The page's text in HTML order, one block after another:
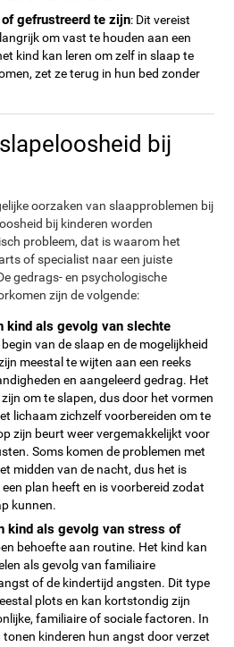
gefrustreerd te zijn: Dit vereist
om vast te houden aan een
kind kan leren om zelf in slaap te
zet ze terug in hun bed zonder
bij
oorzaken van slaapproblemen bij
bij kinderen worden
probleem, dat is waarom het
of specialist naar een juiste
gedrags- en psychologische
zijn de volgende:
kind als gevolg van slechte
begin van de slaap en de mogelijkheid
meestal te wijten aan een reeks
en aangeleerd gedrag. Het
om te slapen, dus door het vormen
lichaam zichzelf voorbereiden om te
zijn beurt weer vergemakkelijkt voor
Soms komen de problemen met
midden van de nacht, dus het is
plan heeft en is voorbereid zodat
kunnen.
kind als gevolg van stress of
behoefte aan routine. Het kind kan
als gevolg van familiaire
of de kindertijd angsten. Dit type
plots en kan kortstondig zijn
familiaire of sociale factoren. In
kinderen hun angst door verzet